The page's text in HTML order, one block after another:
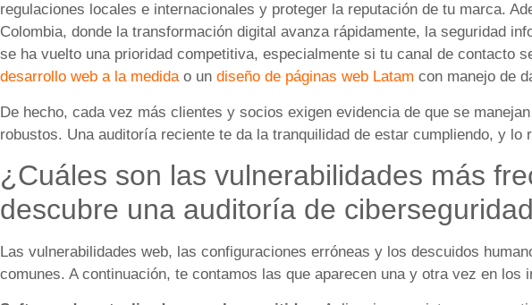
regulaciones locales e internacionales y proteger la reputación de tu marca.
Colombia, donde la transformación digital avanza rápidamente, la seguridad
se ha vuelto una prioridad competitiva, especialmente si tu canal de contacto
desarrollo web a la medidao un diseño de páginas web Latam con manejo de
De hecho, cada vez más clientes y socios exigen evidencia de que se
robustos. Una auditoría reciente te da la tranquilidad de estar cumpliendo, y lo
¿Cuáles son las vulnerabilidades más
descubre una auditoría de
Las vulnerabilidades web, las configuraciones erróneas y los descuidos
comunes. A continuación, te contamos las que aparecen una y otra vez en los